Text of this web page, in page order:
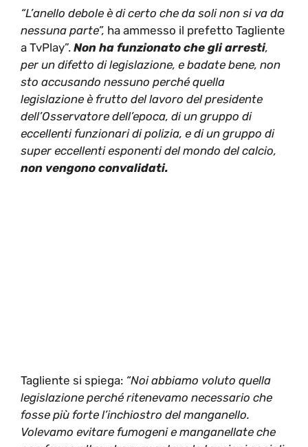
“L’anello debole è di certo che da soli non si va da
nessuna parte”, ha ammesso il prefetto Tagliente
a TvPlay”. Non ha funzionato che gli arresti,
per un difetto di legislazione, e badate bene, non
sto accusando nessuno perché quella
legislazione è frutto del lavoro del presidente
dell’Osservatore dell’epoca, di un gruppo di
eccellenti funzionari di polizia, e di un gruppo di
super eccellenti esponenti del mondo del calcio,
non vengono convalidati.
Tagliente si spiega: “Noi abbiamo voluto quella
legislazione perché ritenevamo necessario che
fosse più forte l’inchiostro del manganello.
Volevamo evitare fumogeni e manganellate che